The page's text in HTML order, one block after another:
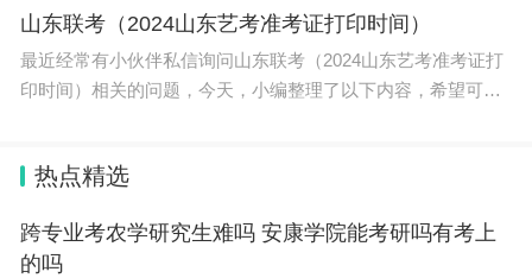
谷歌计划先向部分测试者推出Gemini Spark，并在
k，可以在本地机器上执行操作。
当然，谷歌没有忘记自己的“老本行”谷歌搜索。据介
中专业技能考试满分230分，专
山东联考（2024山东艺考准考证打印时间）
最近经常有小伙伴私信询问山东联考（2024山东艺考准考证打
印时间）相关的问题，今天，小编整理了以下内容，希望可以
热点精选
跨专业考农学研究生难吗 安康学院能考研吗有考上
的吗